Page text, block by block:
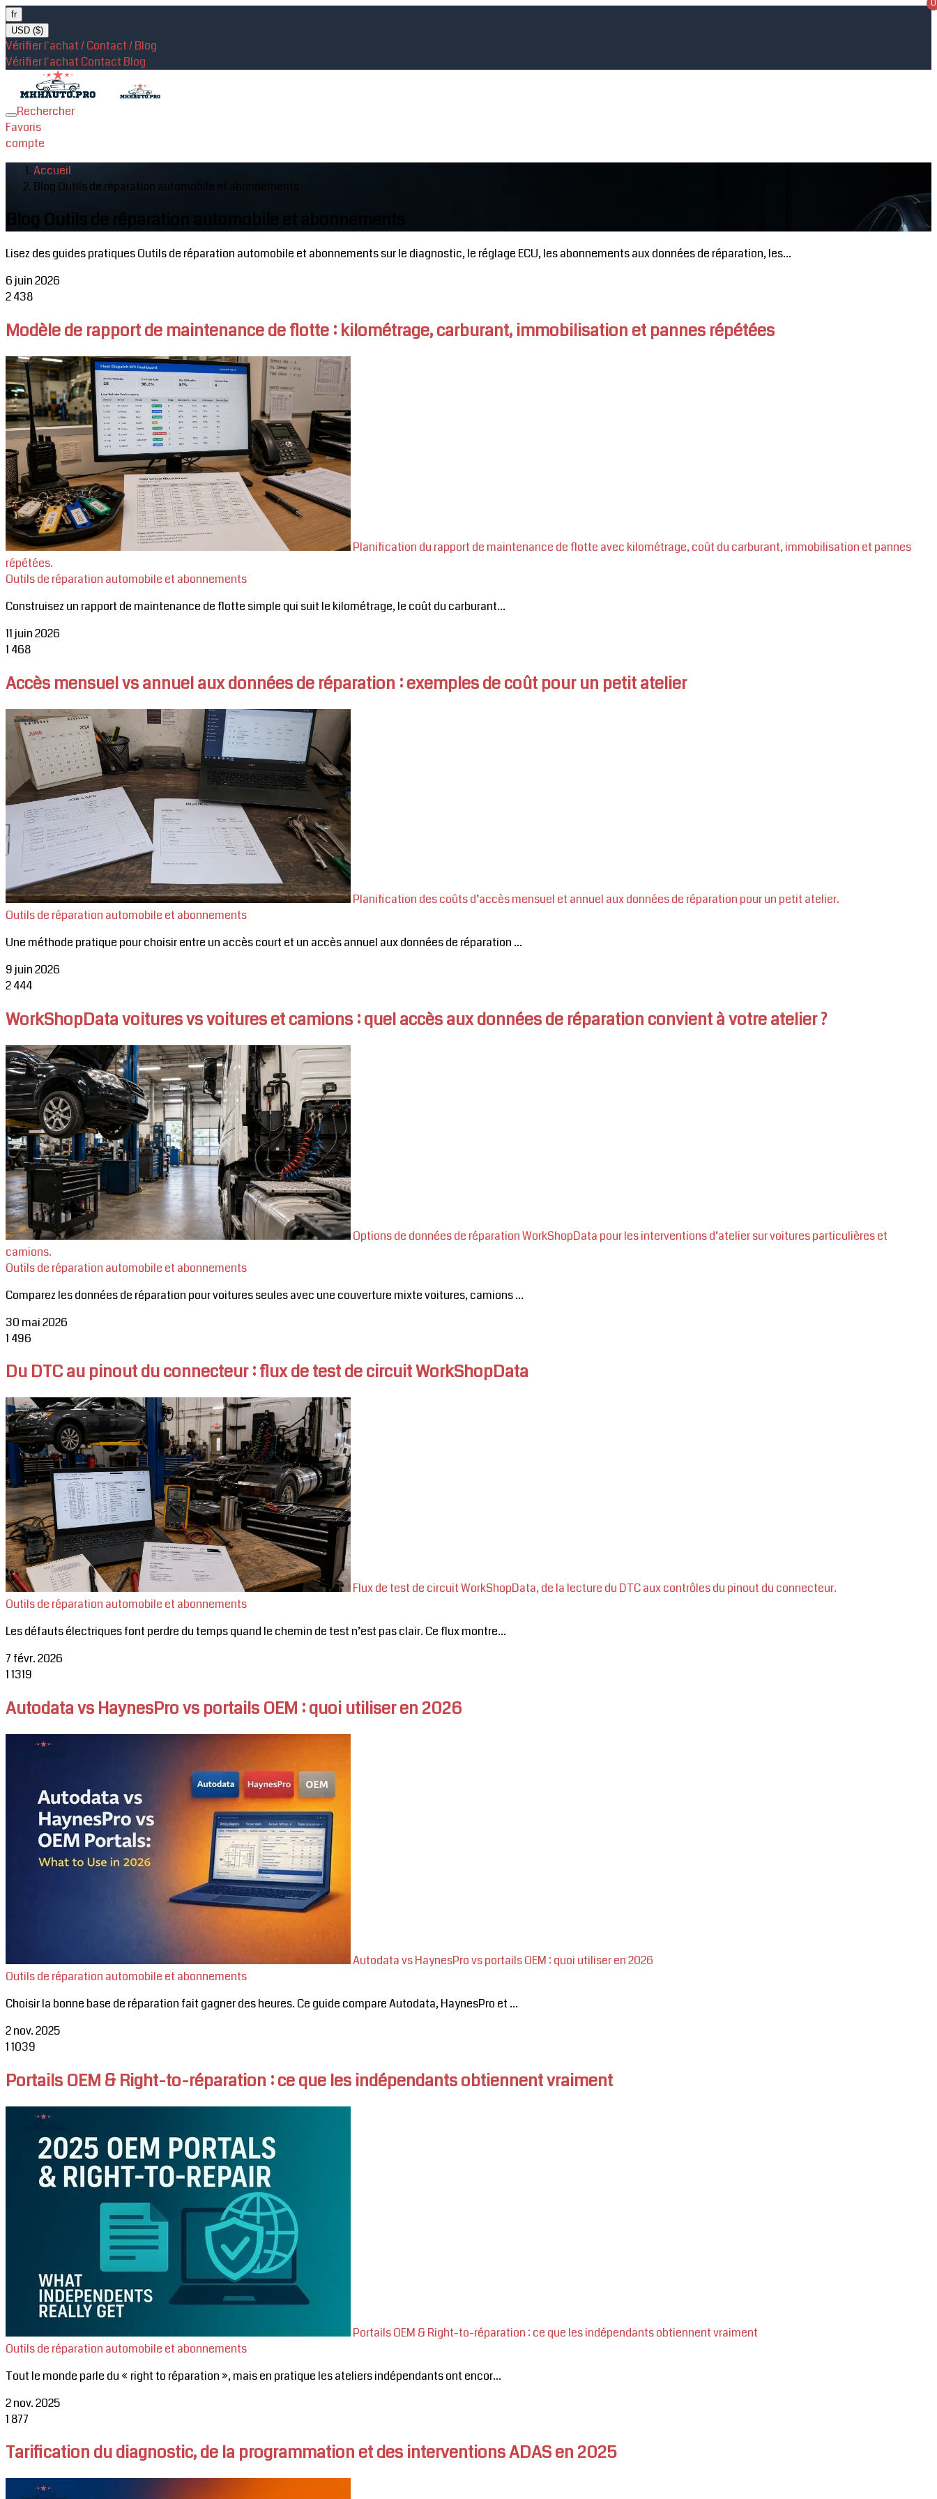
fr
USD ($)
Vérifier l'achat / Contact / Blog
Vérifier l'achat Contact Blog
Toggle
navigation
Rechercher
Favoris
compte
0
Accueil
Blog Outils de réparation automobile et abonnements
Blog Outils de réparation automobile et abonnements
Lisez des guides pratiques Outils de réparation automobile et abonnements sur le diagnostic, le réglage ECU, les abonnements aux données de réparation, les...
6 juin 2026
2438
Modèle de rapport de maintenance de flotte : kilométrage, carburant, immobilisation et pannes répétées
Planification du rapport de maintenance de flotte avec kilométrage, coût du carburant, immobilisation et pannes
répétées.
Outils de réparation automobile et abonnements
Construisez un rapport de maintenance de flotte simple qui suit le kilométrage, le coût du carburant...
11 juin 2026
1 468
Accès mensuel vs annuel aux données de réparation : exemples de coût pour un petit atelier
Planification des coûts d’accès mensuel et annuel aux données de réparation pour un petit atelier.
Outils de réparation automobile et abonnements
Une méthode pratique pour choisir entre un accès court et un accès annuel aux données de réparation ...
9 juin 2026
2444
WorkShopData voitures vs voitures et camions : quel accès aux données de réparation convient à votre atelier ?
Options de données de réparation WorkShopData pour les interventions d’atelier sur voitures particulières et
camions.
Outils de réparation automobile et abonnements
Comparez les données de réparation pour voitures seules avec une couverture mixte voitures, camions ...
30 mai 2026
1 496
Du DTC au pinout du connecteur : flux de test de circuit WorkShopData
Flux de test de circuit WorkShopData, de la lecture du DTC aux contrôles du pinout du connecteur.
Outils de réparation automobile et abonnements
Les défauts électriques font perdre du temps quand le chemin de test n’est pas clair. Ce flux montre...
7 févr. 2026
11319
Autodata vs HaynesPro vs portails OEM : quoi utiliser en 2026
Autodata vs HaynesPro vs portails OEM : quoi utiliser en 2026
Outils de réparation automobile et abonnements
Choisir la bonne base de réparation fait gagner des heures. Ce guide compare Autodata, HaynesPro et ...
2 nov. 2025
11039
Portails OEM & Right-to-réparation : ce que les indépendants obtiennent vraiment
Portails OEM & Right-to-réparation : ce que les indépendants obtiennent vraiment
Outils de réparation automobile et abonnements
Tout le monde parle du « right to réparation », mais en pratique les ateliers indépendants ont encor...
2 nov. 2025
1 877
Tarification du diagnostic, de la programmation et des interventions ADAS en 2025